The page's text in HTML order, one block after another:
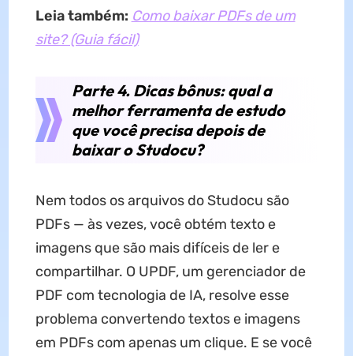
Leia também: Como baixar PDFs de um
site? (Guia fácil)
Parte 4. Dicas bônus: qual a
melhor ferramenta de estudo
que você precisa depois de
baixar o Studocu?
Nem todos os arquivos do Studocu são
PDFs — às vezes, você obtém texto e
imagens que são mais difíceis de ler e
compartilhar. O UPDF, um gerenciador de
PDF com tecnologia de IA, resolve esse
problema convertendo textos e imagens
em PDFs com apenas um clique. E se você